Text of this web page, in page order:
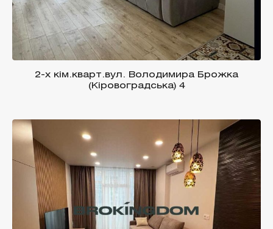
2-х кім.кварт.вул. Володимира Брожка
(Кіровоградська) 4